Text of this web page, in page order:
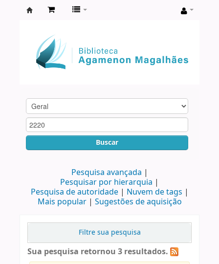
Agamenon
Magalhães
Buscar
Pesquisa avançada
Pesquisar por hierarquia
Pesquisa de autoridade
Nuvem de tags
Mais popular
Sugestões de aquisição
Filtre sua pesquisa
Sua pesquisa retornou 3 resultados.